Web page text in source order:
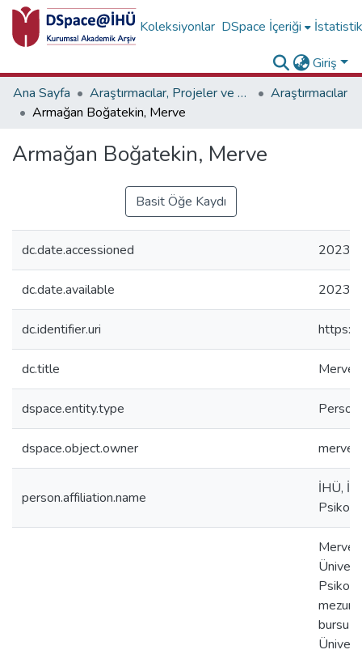
Koleksiyonlar DSpace İçeriği
Giriş
Ana Sayfa
Araştırmacılar, Projeler ve Birimler
Araştırmacılar
Armağan Boğatekin, Merve
Armağan Boğatekin, Merve
Basit Öğe Kaydı
dc.date.accessioned 2023-
dc.date.available 2023-
dc.identifier.uri
dc.title Merve
dspace.entity.type Person
dspace.object.owner
person.affiliation.name
İHÜ,
Merve
bursu